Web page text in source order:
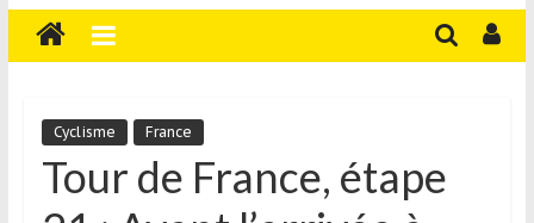
Tourisme
est
média
sur
Cyclisme France
Tour de France, étape